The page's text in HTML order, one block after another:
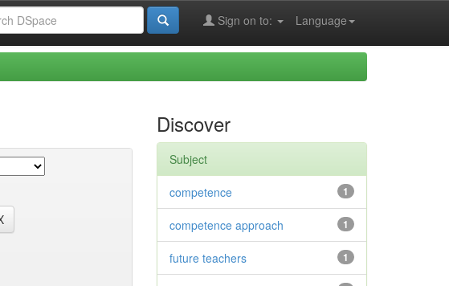
Language
Sign on to:
Discover
Subject
1
competence
1
competence approach
1
future teachers